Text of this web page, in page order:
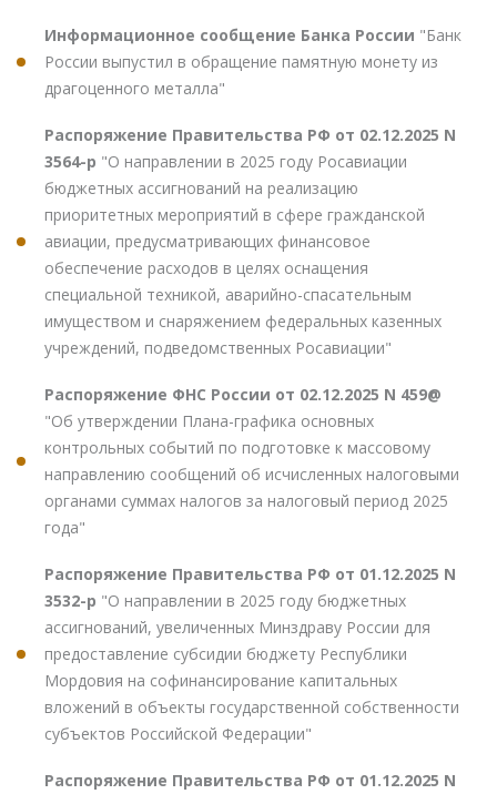
Информационное сообщение Банка России "Банк
России выпустил в обращение памятную монету из
драгоценного металла"
Распоряжение Правительства РФ от 02.12.2025 N
3564-р "О направлении в 2025 году Росавиации
бюджетных ассигнований на реализацию
приоритетных мероприятий в сфере гражданской
авиации, предусматривающих финансовое
обеспечение расходов в целях оснащения
специальной техникой, аварийно-спасательным
имуществом и снаряжением федеральных казенных
учреждений, подведомственных Росавиации"
Распоряжение ФНС России от 02.12.2025 N 459@
"Об утверждении Плана-графика основных
контрольных событий по подготовке к массовому
направлению сообщений об исчисленных налоговыми
органами суммах налогов за налоговый период 2025
года"
Распоряжение Правительства РФ от 01.12.2025 N
3532-р "О направлении в 2025 году бюджетных
ассигнований, увеличенных Минздраву России для
предоставление субсидии бюджету Республики
Мордовия на софинансирование капитальных
вложений в объекты государственной собственности
субъектов Российской Федерации"
Распоряжение Правительства РФ от 01.12.2025 N